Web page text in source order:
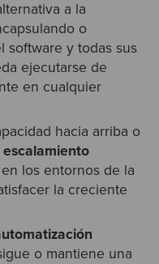
a la
o
software y todas sus
ejecutarse de
en cualquier
hacia arriba o
escalamiento
los entornos de la
la creciente
o mantiene una